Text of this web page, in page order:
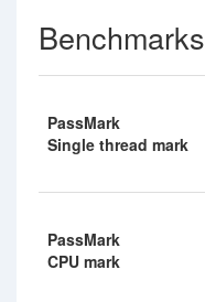
Benchmarks
PassMark
Single thread mark
PassMark
CPU mark